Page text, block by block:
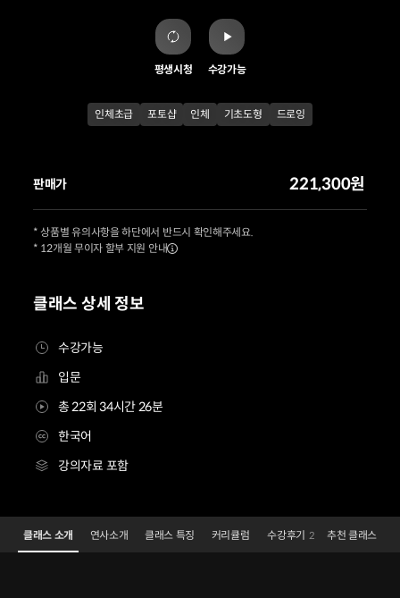
평생시청 수강가능
인체초급 포토샵 인체 기초도형 드로잉
클래스 상세 정보
수강가능
입문
총 22회 34시간 26분
한국어
강의자료 포함
판매가 221,300원
* 상품별 유의사항을 하단에서 반드시 확인해주세요.
* 12개월 무이자 할부 지원 안내
일러스트레이터 CosmosDetails
Configuration Information Shortcuts
클래스 소개 연사소개 클래스 특징 커리큘럼 수강후기 2 추천 클래스